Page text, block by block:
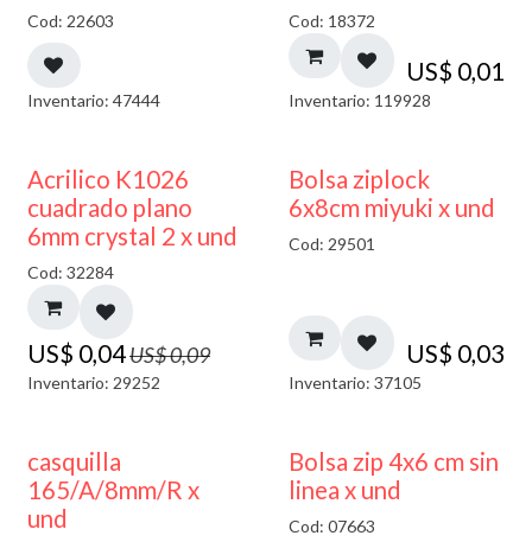
Cod: 22603
Inventario: 47444
Cod: 18372
US$ 0,01
Inventario: 119928
50% DESCUENTO
Acrilico K1026
cuadrado plano
6mm crystal 2 x und
Cod: 32284
US$ 0,04US$0,09
Inventario: 29252
¡NUEVO!
Bolsa ziplock
6x8cm miyuki x und
Cod: 29501
US$ 0,03
Inventario: 37105
casquilla
165/A/8mm/R x
und
Bolsa zip 4x6 cm sin
linea x und
Cod: 07663